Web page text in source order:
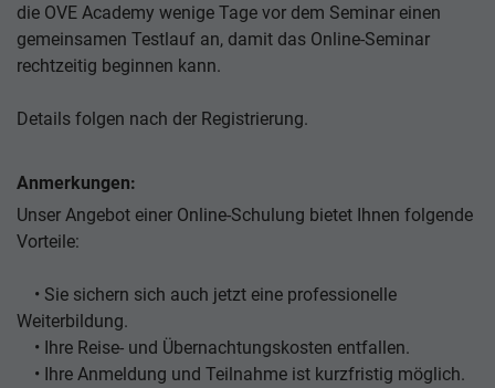
die OVE Academy wenige Tage vor dem Seminar einen
gemeinsamen Testlauf an, damit das Online-Seminar
rechtzeitig beginnen kann.
Details folgen nach der Registrierung.
Anmerkungen:
Unser Angebot einer Online-Schulung bietet Ihnen folgende
Vorteile:
• Sie sichern sich auch jetzt eine professionelle
Weiterbildung.
• Ihre Reise- und Übernachtungskosten entfallen.
• Ihre Anmeldung und Teilnahme ist kurzfristig möglich.